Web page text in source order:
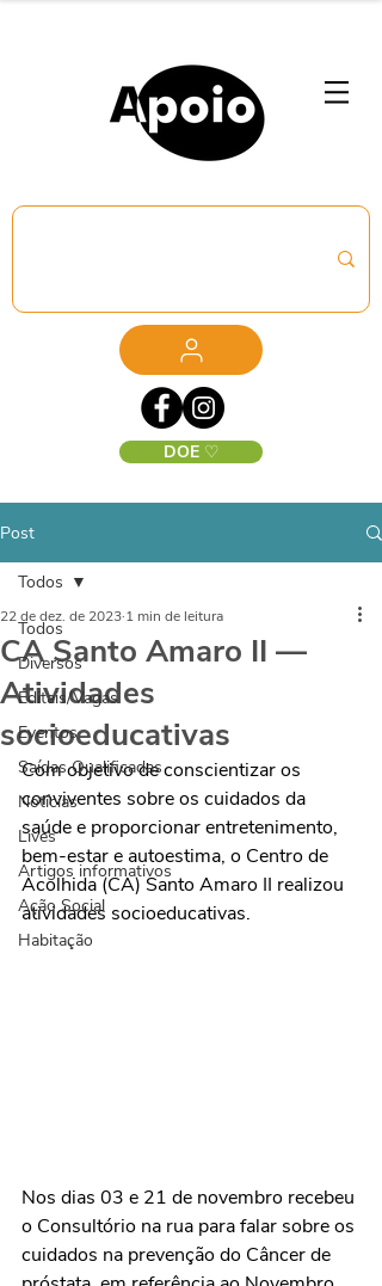
DOE ♡
Post
Todos
Diversos
Editais/Vagas
Eventos
Saídas Qualificadas
Notícias
Lives
Artigos informativos
Ação Social
Habitação
Todos
CA Santo Amaro II —
Atividades
socioeducativas
22 de dez. de 2023 1 min de leitura
Com objetivo de conscientizar os
conviventes sobre os cuidados da
saúde e proporcionar entretenimento,
bem-estar e autoestima, o Centro de
Acolhida (CA) Santo Amaro II realizou
atividades socioeducativas.
Nos dias 03 e 21 de novembro recebeu
o Consultório na rua para falar sobre os
cuidados na prevenção do Câncer de